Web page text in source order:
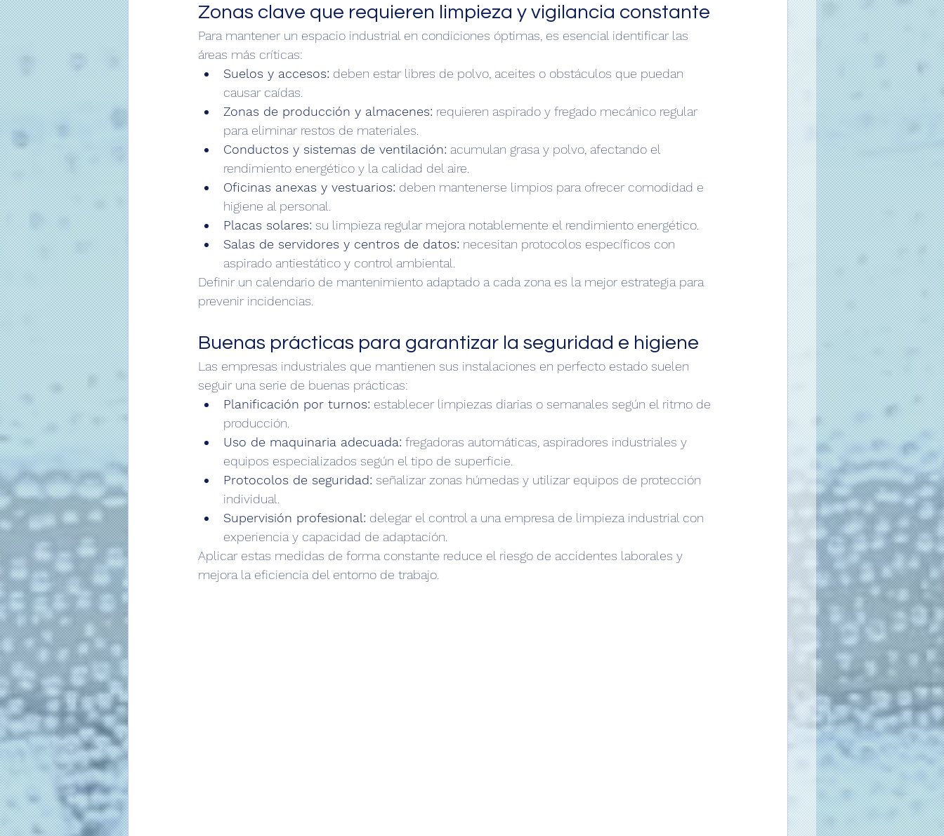
Zonas clave que requieren limpieza y vigilancia constante
Para mantener un espacio industrial en condiciones óptimas, es esencial identificar las
áreas más críticas:
Suelos y accesos: deben estar libres de polvo, aceites o obstáculos que puedan
causar caídas.
Zonas de producción y almacenes: requieren aspirado y fregado mecánico regular
para eliminar restos de materiales.
Conductos y sistemas de ventilación: acumulan grasa y polvo, afectando el
rendimiento energético y la calidad del aire.
Oficinas anexas y vestuarios: deben mantenerse limpios para ofrecer comodidad e
higiene al personal.
Placas solares: su limpieza regular mejora notablemente el rendimiento energético.
Salas de servidores y centros de datos: necesitan protocolos específicos con
aspirado antiestático y control ambiental.
Definir un calendario de mantenimiento adaptado a cada zona es la mejor estrategia para
prevenir incidencias.
Buenas prácticas para garantizar la seguridad e higiene
Las empresas industriales que mantienen sus instalaciones en perfecto estado suelen
seguir una serie de buenas prácticas:
Planificación por turnos: establecer limpiezas diarias o semanales según el ritmo de
producción.
Uso de maquinaria adecuada: fregadoras automáticas, aspiradores industriales y
equipos especializados según el tipo de superficie.
Protocolos de seguridad: señalizar zonas húmedas y utilizar equipos de protección
individual.
Supervisión profesional: delegar el control a una empresa de limpieza industrial con
experiencia y capacidad de adaptación.
Aplicar estas medidas de forma constante reduce el riesgo de accidentes laborales y
mejora la eficiencia del entorno de trabajo.